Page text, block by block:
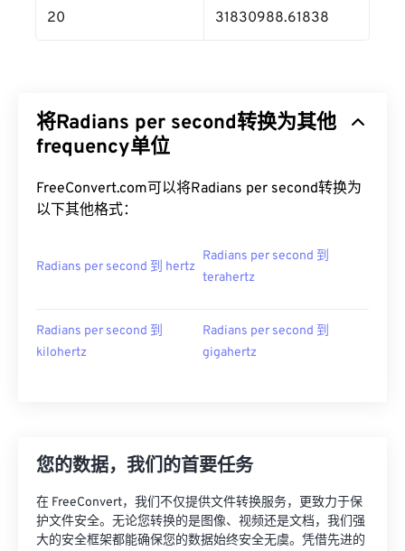
20 31830988.61838
将Radians per second转换为其他
frequency单位
FreeConvert.com可以将Radians per second转换为
以下其他格式：
Radians per second 到 hertz
Radians per second 到
terahertz
Radians per second 到
kilohertz
Radians per second 到
gigahertz
您的数据，我们的首要任务
在 FreeConvert，我们不仅提供文件转换服务，更致力于保
护文件安全。无论您转换的是图像、视频还是文档，我们强
大的安全框架都能确保您的数据始终安全无虞。凭借先进的